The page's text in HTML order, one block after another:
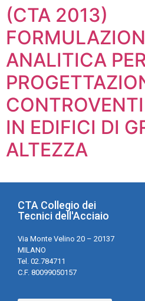
(CTA 2013)
ANALITICA
IN EDIFICI DI
ALTEZZA
CTA Collegio dei
Tecnici dell'Acciaio
Via Monte Velino 20 – 20137
MILANO
Tel. 02.784711
C.F. 80099050157